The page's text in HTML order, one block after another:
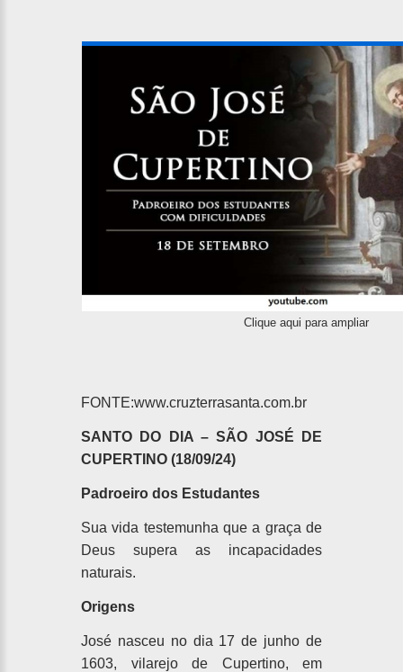
Clique aqui para ampliar
FONTE:www.cruzterrasanta.com.br
SANTO DO DIA – SÃO JOSÉ DE
CUPERTINO (18/09/24)
Padroeiro dos Estudantes
Sua vida testemunha que a graça de
Deus supera as incapacidades
naturais.
Origens
José nasceu no dia 17 de junho de
1603, vilarejo de Cupertino, em